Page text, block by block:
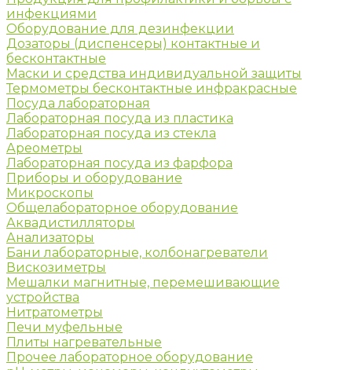
инфекциями
Оборудование для дезинфекции
Дозаторы (диспенсеры) контактные и
бесконтактные
Маски и средства индивидуальной защиты
Термометры бесконтактные инфракрасные
Посуда лабораторная
Лабораторная посуда из пластика
Лабораторная посуда из стекла
Ареометры
Лабораторная посуда из фарфора
Приборы и оборудование
Микроскопы
Общелабораторное оборудование
Аквадистилляторы
Анализаторы
Бани лабораторные, колбонагреватели
Вискозиметры
Мешалки магнитные, перемешивающие
устройства
Нитратометры
Печи муфельные
Плиты нагревательные
Прочее лабораторное оборудование